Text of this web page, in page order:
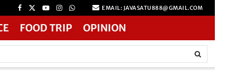
EMAIL: JAVASATU888@GMAIL.COM
FOOD TRIP OPINION